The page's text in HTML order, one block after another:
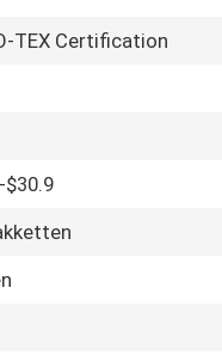
TEX Certification
$30.9